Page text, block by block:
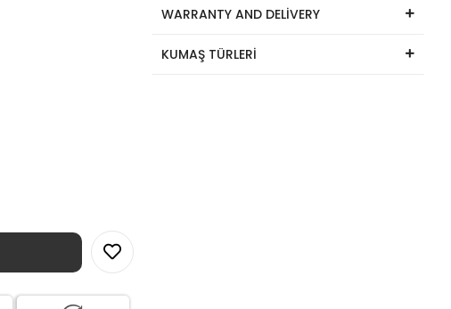
WARRANTY AND DELİVERY
KUMAŞ TÜRLERİ